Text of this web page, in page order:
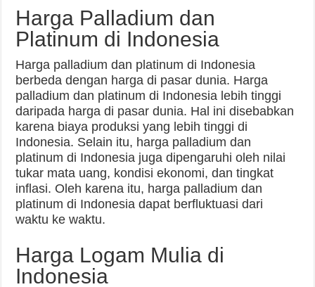
Harga Palladium dan
Platinum di Indonesia
Harga palladium dan platinum di Indonesia
berbeda dengan harga di pasar dunia. Harga
palladium dan platinum di Indonesia lebih tinggi
daripada harga di pasar dunia. Hal ini disebabkan
karena biaya produksi yang lebih tinggi di
Indonesia. Selain itu, harga palladium dan
platinum di Indonesia juga dipengaruhi oleh nilai
tukar mata uang, kondisi ekonomi, dan tingkat
inflasi. Oleh karena itu, harga palladium dan
platinum di Indonesia dapat berfluktuasi dari
waktu ke waktu.
Harga Logam Mulia di
Indonesia